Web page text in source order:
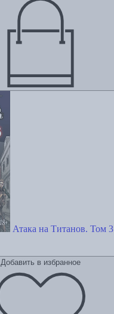
Атака на Титанов. Том 3
Добавить в избранное